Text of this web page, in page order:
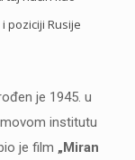
poziciji Rusije
je 1945. u
institutu
je film „Miran